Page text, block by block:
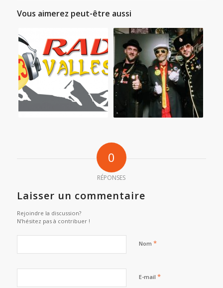
Vous aimerez peut-être aussi
0
RÉPONSES
Laisser un commentaire
Rejoindre la discussion?
N’hésitez pas à contribuer !
Nom *
E-mail *